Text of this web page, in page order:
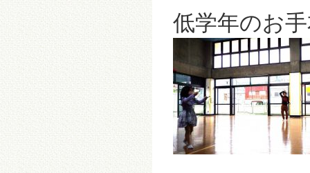
低学年のお